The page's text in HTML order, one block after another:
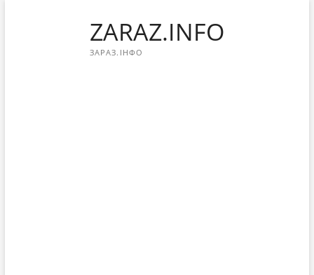
ZARAZ.INFO
ЗАРАЗ.ІНФО